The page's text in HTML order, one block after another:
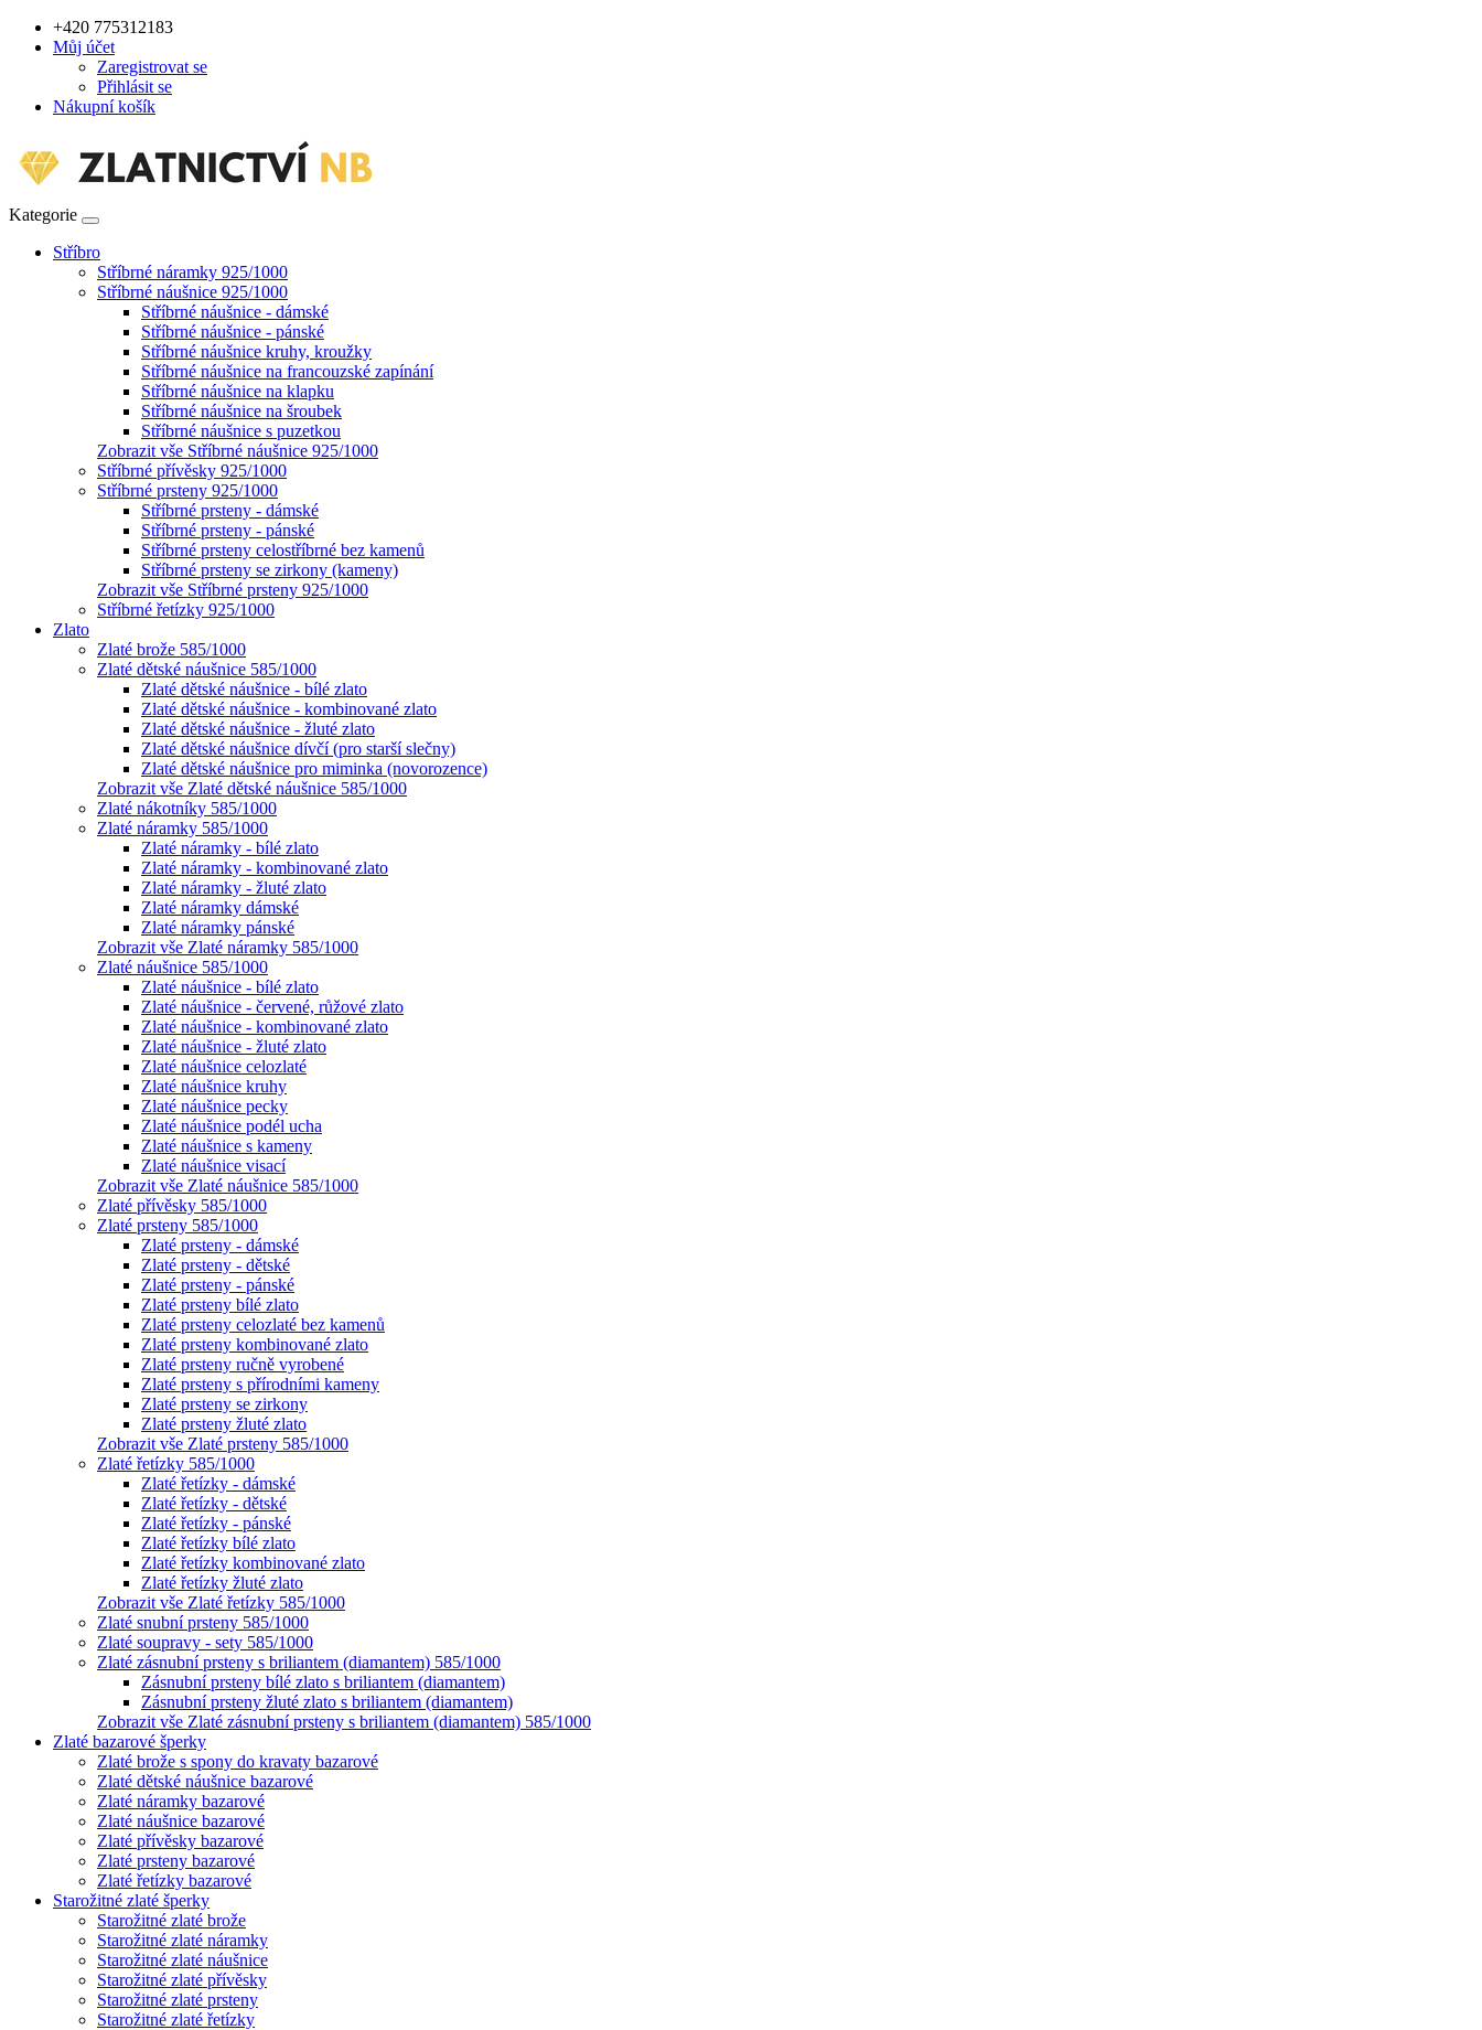
+420 775312183
Můj účet
Zaregistrovat se
Přihlásit se
Nákupní košík
Kategorie
Stříbro
Stříbrné náramky 925/1000
Stříbrné náušnice 925/1000
Stříbrné náušnice - dámské
Stříbrné náušnice - pánské
Stříbrné náušnice kruhy, kroužky
Stříbrné náušnice na francouzské zapínání
Stříbrné náušnice na klapku
Stříbrné náušnice na šroubek
Stříbrné náušnice s puzetkou
Zobrazit vše Stříbrné náušnice 925/1000
Stříbrné přívěsky 925/1000
Stříbrné prsteny 925/1000
Stříbrné prsteny - dámské
Stříbrné prsteny - pánské
Stříbrné prsteny celostříbrné bez kamenů
Stříbrné prsteny se zirkony (kameny)
Zobrazit vše Stříbrné prsteny 925/1000
Stříbrné řetízky 925/1000
Zlato
Zlaté brože 585/1000
Zlaté dětské náušnice 585/1000
Zlaté dětské náušnice - bílé zlato
Zlaté dětské náušnice - kombinované zlato
Zlaté dětské náušnice - žluté zlato
Zlaté dětské náušnice dívčí (pro starší slečny)
Zlaté dětské náušnice pro miminka (novorozence)
Zobrazit vše Zlaté dětské náušnice 585/1000
Zlaté nákotníky 585/1000
Zlaté náramky 585/1000
Zlaté náramky - bílé zlato
Zlaté náramky - kombinované zlato
Zlaté náramky - žluté zlato
Zlaté náramky dámské
Zlaté náramky pánské
Zobrazit vše Zlaté náramky 585/1000
Zlaté náušnice 585/1000
Zlaté náušnice - bílé zlato
Zlaté náušnice - červené, růžové zlato
Zlaté náušnice - kombinované zlato
Zlaté náušnice - žluté zlato
Zlaté náušnice celozlaté
Zlaté náušnice kruhy
Zlaté náušnice pecky
Zlaté náušnice podél ucha
Zlaté náušnice s kameny
Zlaté náušnice visací
Zobrazit vše Zlaté náušnice 585/1000
Zlaté přívěsky 585/1000
Zlaté prsteny 585/1000
Zlaté prsteny - dámské
Zlaté prsteny - dětské
Zlaté prsteny - pánské
Zlaté prsteny bílé zlato
Zlaté prsteny celozlaté bez kamenů
Zlaté prsteny kombinované zlato
Zlaté prsteny ručně vyrobené
Zlaté prsteny s přírodními kameny
Zlaté prsteny se zirkony
Zlaté prsteny žluté zlato
Zobrazit vše Zlaté prsteny 585/1000
Zlaté řetízky 585/1000
Zlaté řetízky - dámské
Zlaté řetízky - dětské
Zlaté řetízky - pánské
Zlaté řetízky bílé zlato
Zlaté řetízky kombinované zlato
Zlaté řetízky žluté zlato
Zobrazit vše Zlaté řetízky 585/1000
Zlaté snubní prsteny 585/1000
Zlaté soupravy - sety 585/1000
Zlaté zásnubní prsteny s briliantem (diamantem) 585/1000
Zásnubní prsteny bílé zlato s briliantem (diamantem)
Zásnubní prsteny žluté zlato s briliantem (diamantem)
Zobrazit vše Zlaté zásnubní prsteny s briliantem (diamantem) 585/1000
Zlaté bazarové šperky
Zlaté brože s spony do kravaty bazarové
Zlaté dětské náušnice bazarové
Zlaté náramky bazarové
Zlaté náušnice bazarové
Zlaté přívěsky bazarové
Zlaté prsteny bazarové
Zlaté řetízky bazarové
Starožitné zlaté šperky
Starožitné zlaté brože
Starožitné zlaté náramky
Starožitné zlaté náušnice
Starožitné zlaté přívěsky
Starožitné zlaté prsteny
Starožitné zlaté řetízky